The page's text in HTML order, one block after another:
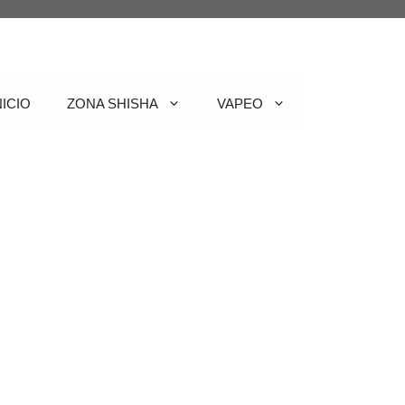
ZONA SHISHA VAPEO